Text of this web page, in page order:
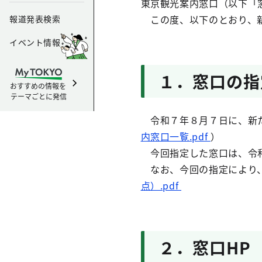
報道発表検索
イベント情報
おすすめの情報を
テーマごとに発信
東京観光案内窓口（以下
この度、以下のとおり、
１．窓口の
令和７年８月７日に、新
内窓口一覧.pdf ）
今回指定した窓口は、
なお、今回の指定により
点）.pdf
２．窓口HP